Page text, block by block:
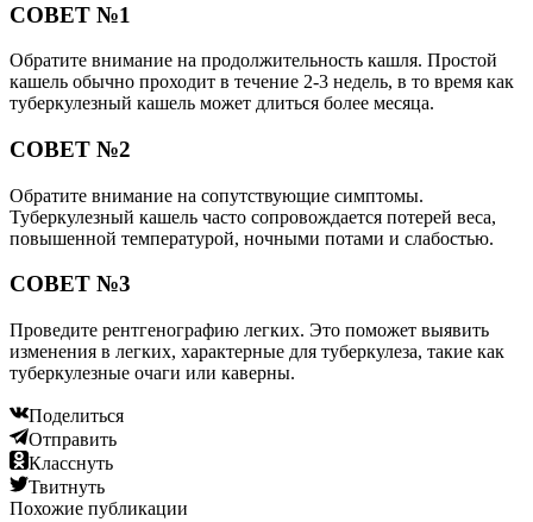
СОВЕТ №1
Обратите внимание на продолжительность кашля. Простой
кашель обычно проходит в течение 2-3 недель, в то время как
туберкулезный кашель может длиться более месяца.
СОВЕТ №2
Обратите внимание на сопутствующие симптомы.
Туберкулезный кашель часто сопровождается потерей веса,
повышенной температурой, ночными потами и слабостью.
СОВЕТ №3
Проведите рентгенографию легких. Это поможет выявить
изменения в легких, характерные для туберкулеза, такие как
туберкулезные очаги или каверны.
Поделиться
Отправить
Класснуть
Твитнуть
Похожие публикации